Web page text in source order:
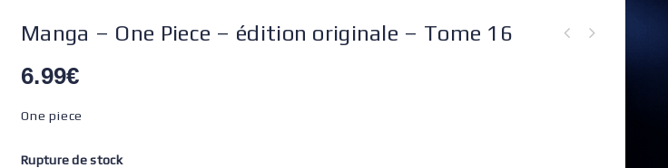
Manga – One Piece – édition originale – Tome 16
6.99€
One piece
Rupture de stock